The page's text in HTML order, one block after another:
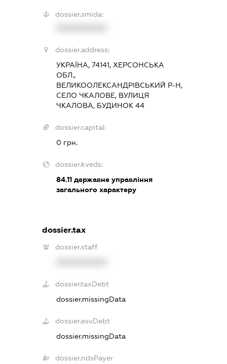
dossier.smida:
dossier.address:
УКРАЇНА, 74141, ХЕРСОНСЬКА
ОБЛ.,
ВЕЛИКООЛЕКСАНДРІВСЬКИЙ Р-Н,
СЕЛО ЧКАЛОВЕ, ВУЛИЦЯ
ЧКАЛОВА, БУДИНОК 44
dossier.capital:
0 грн.
dossier.kveds:
84.11 державне управління
загального характеру
dossier.tax
dossier.staff
dossier.taxDebt
dossier.missingData
dossier.esvDebt
dossier.missingData
dossier.ndsPayer